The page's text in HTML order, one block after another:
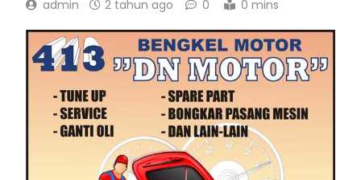
admin 2 tahun ago 0 0 mins